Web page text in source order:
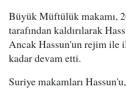
Büyük Müftülük makamı,
tarafından kaldırılarak
Ancak Hassun'un rejim
kadar devam etti.
Suriye makamları